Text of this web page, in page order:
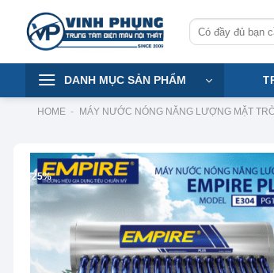
content
Tìm
kiếm:
DANH MỤC SẢN PHẨM
HOME - MÁY NƯỚC NÓNG NĂNG LƯỢNG MẶT
-25%